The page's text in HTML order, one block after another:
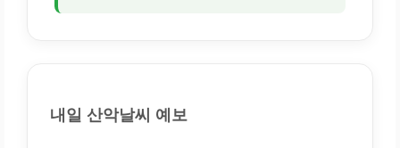
내일 산악날씨 예보